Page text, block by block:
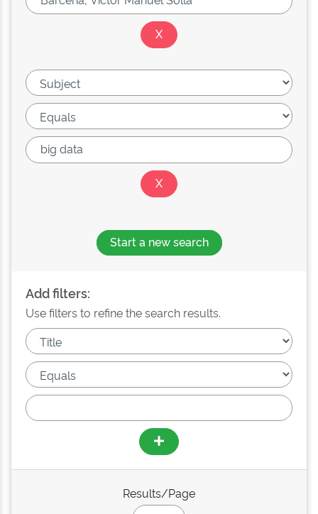
Start a new search
Add filters:
Use filters to refine the search results.
Results/Page